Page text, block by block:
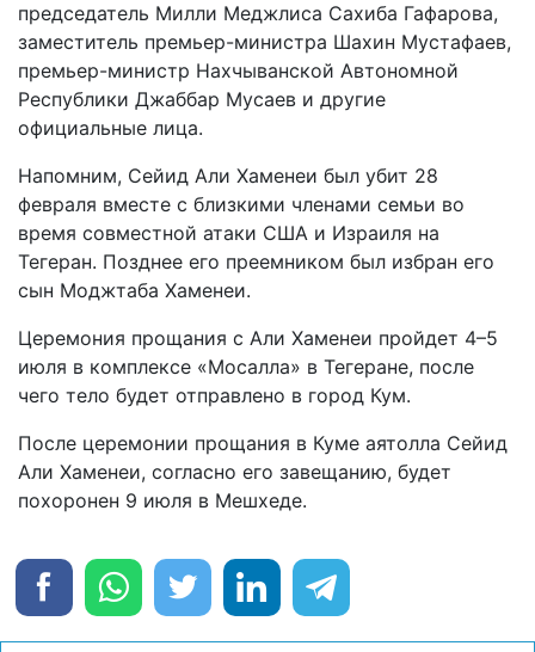
председатель Милли Меджлиса Сахиба Гафарова,
заместитель премьер-министра Шахин Мустафаев,
премьер-министр Нахчыванской Автономной
Республики Джаббар Мусаев и другие
официальные лица.
Напомним, Сейид Али Хаменеи был убит 28
февраля вместе с близкими членами семьи во
время совместной атаки США и Израиля на
Тегеран. Позднее его преемником был избран его
сын Моджтаба Хаменеи.
Церемония прощания с Али Хаменеи пройдет 4–5
июля в комплексе «Мосалла» в Тегеране, после
чего тело будет отправлено в город Кум.
После церемонии прощания в Куме аятолла Сейид
Али Хаменеи, согласно его завещанию, будет
похоронен 9 июля в Мешхеде.